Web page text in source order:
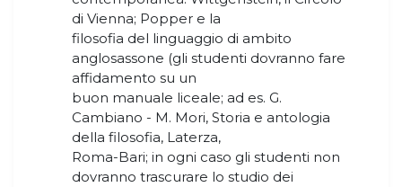
di Vienna; Popper e la
filosofia del linguaggio di ambito
anglosassone (gli studenti dovranno fare
affidamento su un
buon manuale liceale; ad es. G.
Cambiano - M. Mori, Storia e antologia
della filosofia, Laterza,
Roma-Bari; in ogni caso gli studenti non
dovranno trascurare lo studio dei